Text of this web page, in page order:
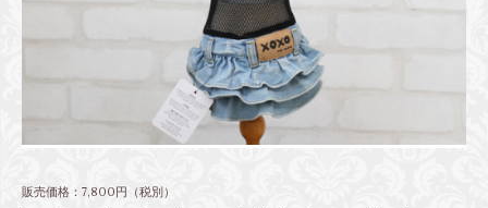
販売価格：7,800円（税別）